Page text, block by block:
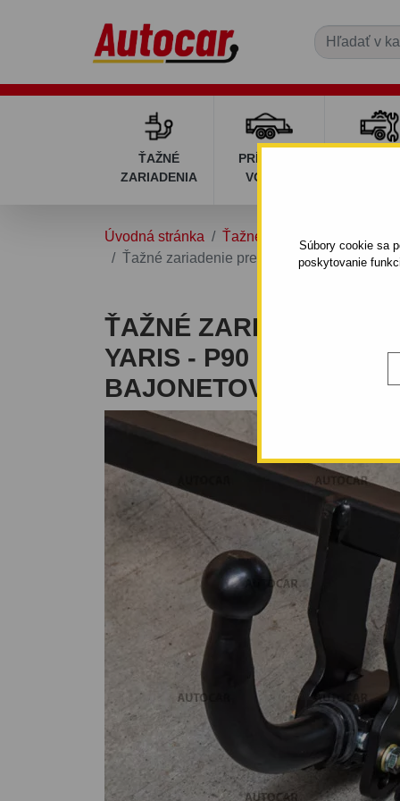
Súbory cookie sa
poskytovanie
ŤAŽNÉ
ZARIADENIA
PRÍVESNÉ
VOZÍKY
Úvodná stránka Ťažné zariadenia
Ťažné zariadenie pre Toyota YARIS - P90
ŤAŽNÉ ZARIADENIE
YARIS - P90 - 3/5 DV. -
BAJONETOVÝ SYSTÉM